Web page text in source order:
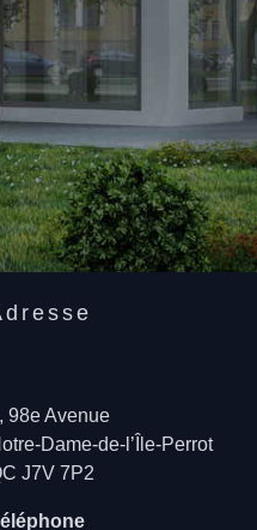
98e Avenue
Dame-de-l’Île-Perrot
J7V 7P2